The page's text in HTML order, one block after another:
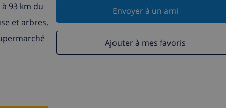
Envoyer à un ami
Ajouter à mes favoris
93 km du
et arbres,